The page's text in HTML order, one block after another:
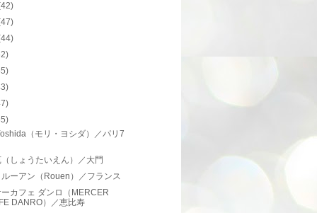
（モリ・ヨシダ）／パリ7
しょうたいえん）／大門
ーアン（Rouen）／フランス
カフェ ダンロ（MERCER
DANRO）／恵比寿